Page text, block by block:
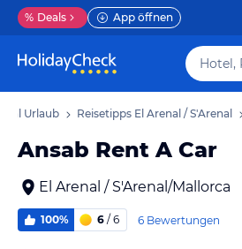
% Deals App öffnen
Urlaub Reisetipps El Arenal / S'Arenal
Ansab Rent A Car
El Arenal / S'Arenal/Mallorca
100% 6 / 6 6 Bewertungen